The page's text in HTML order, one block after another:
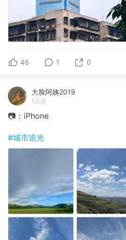
46 1 0
大脸阿姨2019
1月前
📷：iPhone
#城市追光